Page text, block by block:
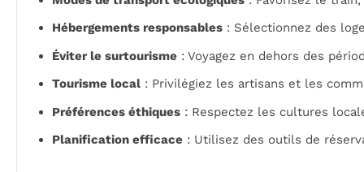
Hébergements responsables : Sélectionnez des
Éviter le surtourisme : Voyagez en dehors des
Tourisme local : Privilégiez les artisans et les
Préférences éthiques : Respectez les cultures
Planification efficace : Utilisez des outils de